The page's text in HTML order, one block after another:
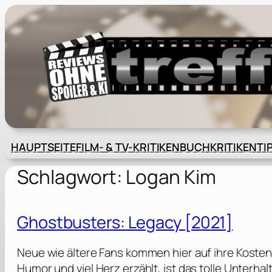
Zum
Inhalt
springen
HAUPTSEITEFILM- & TV-KRITIKENBUCHKRITIKEN
Schlagwort: Logan Kim
Ghostbusters: Legacy [2021]
Neue wie ältere Fans kommen hier auf ihre
Humor und viel Herz erzählt, ist das tolle